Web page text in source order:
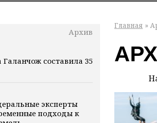
Архив
Галанчож составила 35
эксперты
подходы к
Главная »